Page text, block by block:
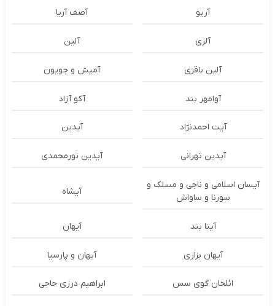
آریو آصف آریا
آلزی آلین
آلین باقری آمیش و جویون
آوامهر بند آکو آزاد
آیت احمدنژاد آیدین
آیدین تهرانی آیدین نورمحمدی
آیسان اسلامی و ناجی و مسلک و
سورنا و ساواش
آیشاه
آینا بند آیهان
آیهان بزازی آیهان و پارسیا
ائلخان گوی سس ابراهیم درزی حاجی